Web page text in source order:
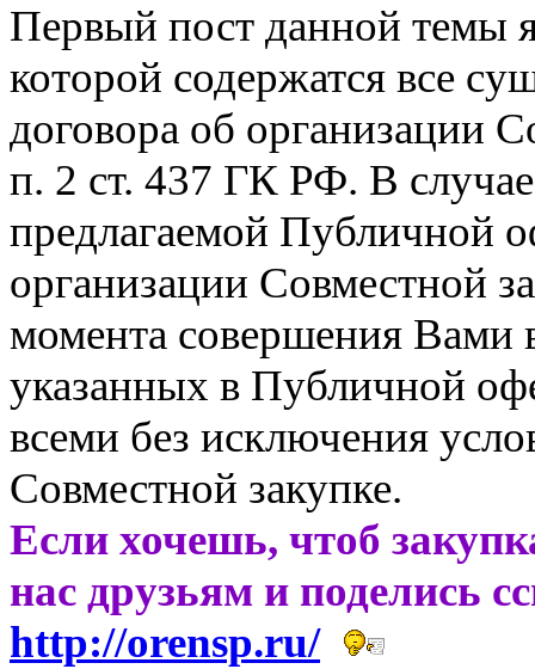
Первый пост данной темы
которой содержатся все
договора об организации
п. 2 ст. 437 ГК РФ. В
предлагаемой Публичной
организации Совместной
момента совершения Вами
указанных в Публичной
всеми без исключения
Совместной закупке.
Если хочешь, чтоб
нас друзьям и поделись
http://orensp.ru/